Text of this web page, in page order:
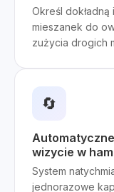
Określ
mieszanek do
zużycia drogich
🔄
wizycie w
System
jednorazowe